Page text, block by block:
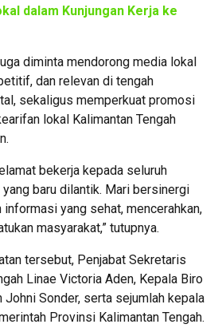
dalam Kunjungan Kerja ke
diminta mendorong media lokal
dan relevan di tengah
sekaligus memperkuat promosi
lokal Kalimantan Tengah
bekerja kepada seluruh
baru dilantik. Mari bersinergi
yang sehat, mencerahkan,
masyarakat,” tutupnya.
tersebut, Penjabat Sekretaris
Linae Victoria Aden, Kepala Biro
Sonder, serta sejumlah kepala
Provinsi Kalimantan Tengah.